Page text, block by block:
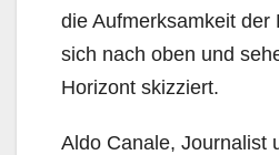
die Aufmerksamkeit der
sich nach oben und
Horizont skizziert.
Aldo Canale, Journalist